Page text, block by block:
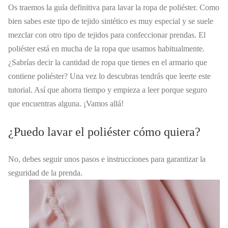
Os traemos la guía definitiva para lavar la ropa de poliéster. Como
bien sabes este tipo de tejido sintético es muy especial y se suele
mezclar con otro tipo de tejidos para confeccionar prendas. El
poliéster está en mucha de la ropa que usamos habitualmente.
¿Sabrías decir la cantidad de ropa que tienes en el armario que
contiene poliéster? Una vez lo descubras tendrás que leerte este
tutorial. Así que ahorra tiempo y empieza a leer porque seguro
que encuentras alguna. ¡Vamos allá!
¿Puedo lavar el poliéster cómo quiera?
No, debes seguir unos pasos e instrucciones para garantizar la
seguridad de la prenda.